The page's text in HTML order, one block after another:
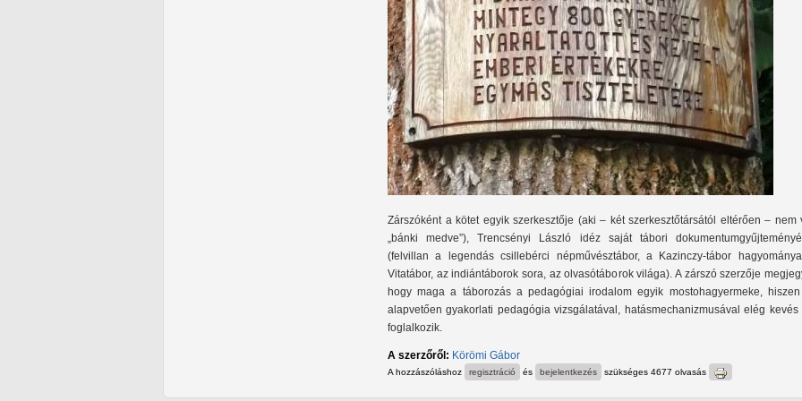
Zárszóként a kötet egyik szerkesztője (aki – két szerkesztőtársától eltérően – nem
„bánki medve”), Trencsényi László idéz saját tábori
(felvillan a legendás csillebérci népművésztábor, a Kazinczy-tábor
Vitatábor, az indiántáborok sora, az olvasótáborok világa). A zárszó szerzője
hogy maga a táborozás a pedagógiai irodalom egyik mostohagyermeke,
alapvetően gyakorlati pedagógia vizsgálatával, hatásmechanizmusával elég kevés
foglalkozik.
A szerzőről: Körömi Gábor
A hozzászóláshoz regisztráció és bejelentkezés szükséges 4677 olvasás